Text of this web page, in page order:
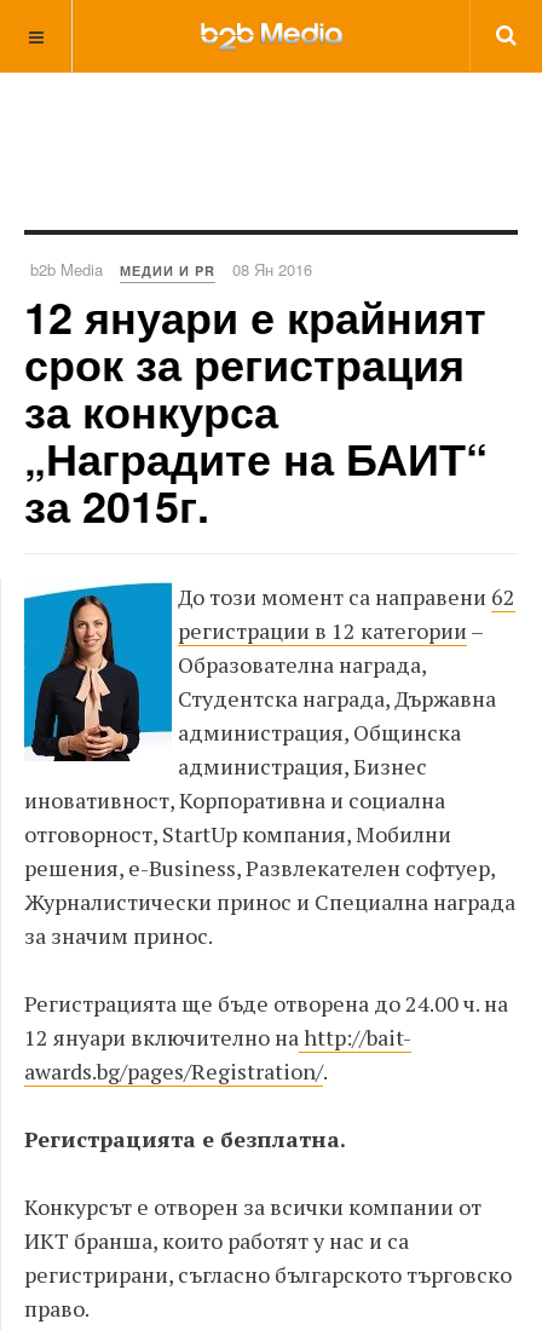
b2b Media МЕДИИ И PR 08 Ян 2016
12 януари е крайният
срок за регистрация
за конкурса
„Наградите на БАИТ“
за 2015г.
До този момент са направени 62
регистрации в 12 категории –
Образователна награда,
Студентска награда, Държавна
администрация, Общинска
администрация, Бизнес
иновативност, Корпоративна и социална
отговорност, StartUp компания, Мобилни
решения, е-Business, Развлекателен софтуер,
Журналистически принос и Специална награда
за значим принос.
Регистрацията ще бъде отворена до 24.00 ч. на
12 януари включително наhttp://bait-
awards.bg/pages/Registration/.
Регистрацията е безплатна.
Конкурсът е отворен за всички компании от
ИКТ бранша, които работят у нас и са
регистрирани, съгласно българското търговско
право.